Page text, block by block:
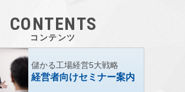
CONTENTS
コンテンツ
儲かる工場経営5大戦略
経営者向けセミナー案内